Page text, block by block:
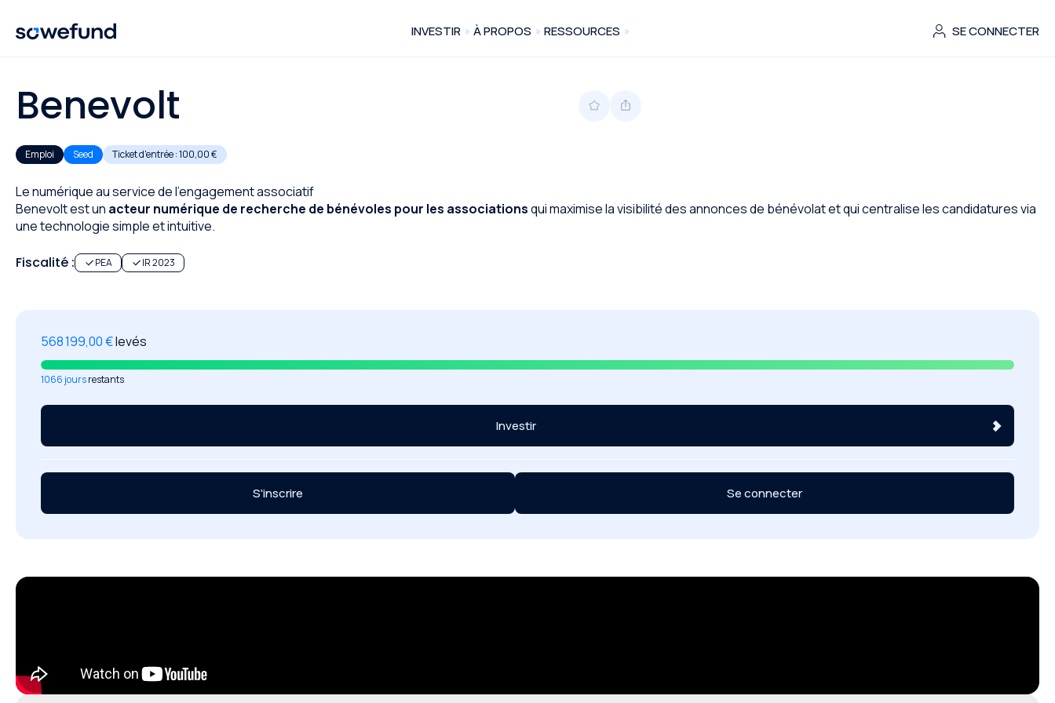
INVESTIR À PROPOS RESSOURCES SE CONNECTER
Benevolt
Emploi Seed Ticket d'entrée :100,00 €
Fiscalité : PEA IR 2023
Le numérique au service de l'engagement associatif
Benevolt est un acteur numérique de recherche de bénévoles pour les associationsqui maximise la visibilité des annonces de bénévolat et qui centralise les candidatures via
une technologie simple et intuitive.
568 199,00 €levés
1066 joursrestants
Investir
S'inscrire Se connecter